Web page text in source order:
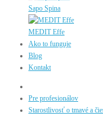
Sapo Spina
MEDIT Effe
Ako to funguje
Blog
Kontakt
Pre profesionálov
Starostlivosť o tmavé a